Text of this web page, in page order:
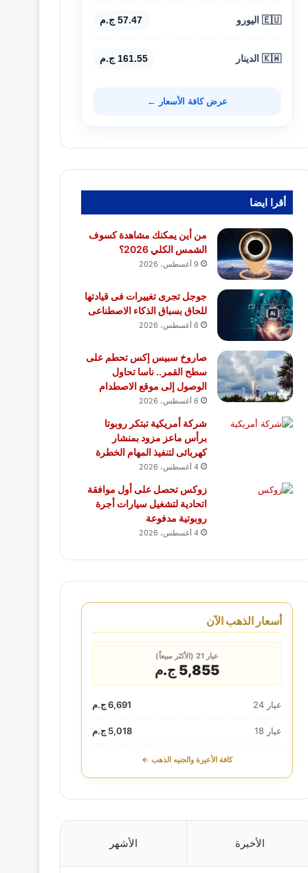
🇪🇺 اليورو 57.47 ج.م
🇰🇼 الدينار 161.55 ج.م
عرض كافة الأسعار ←
أقرا ايضا
من أين يمكنك مشاهدة كسوف
الشمس الكلي 2026؟
9 أغسطس، 2026
جوجل تجرى تغييرات فى قيادتها
للحاق بسباق الذكاء الاصطناعى
6 أغسطس، 2026
صاروخ سبيس إكس تحطم على
سطح القمر.. ناسا تحاول
الوصول إلى موقع الاصطدام
6 أغسطس، 2026
شركة أمريكية تبتكر روبوتا
برأس ماعز مزود بمنشار
كهربائى لتنفيذ المهام الخطرة
4 أغسطس، 2026
زوكس تحصل على أول موافقة
اتحادية لتشغيل سيارات أجرة
روبوتية مدفوعة
4 أغسطس، 2026
أسعار الذهب الآن
عيار 21 (الأكثر مبيعاً)
5,855 ج.م
عيار 24 6,691 ج.م
عيار 18 5,018 ج.م
كافة الأعيرة والجنيه الذهب ←
الأخيرة الأشهر